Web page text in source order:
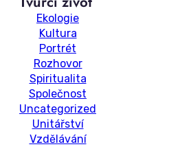
Ekologie
Kultura
Portrét
Rozhovor
Spiritualita
Společnost
Uncategorized
Unitářství
Vzdělávání